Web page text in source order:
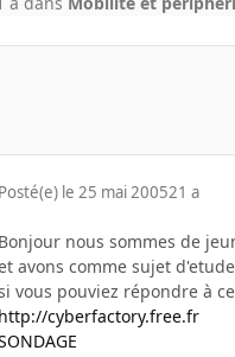
Posté(e) le 25 mai 200521 a
Bonjour nous sommes de
avons comme sujet
vous pouviez répondre à
http://cyberfactory.free.fr